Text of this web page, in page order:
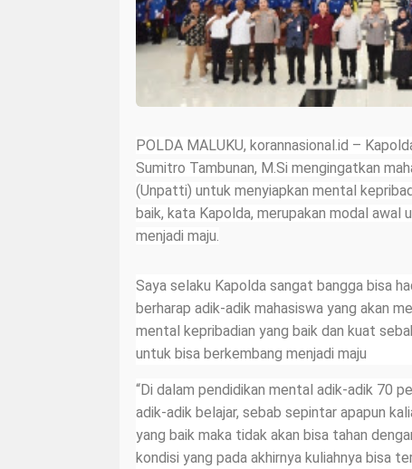
POLDA MALUKU, korannasional.id –
Sumitro Tambunan, M.Si mengingatkan
(Unpatti) untuk menyiapkan mental
baik, kata Kapolda, merupakan modal awal
menjadi maju.
Saya selaku Kapolda sangat bangga bisa
berharap adik-adik mahasiswa yang akan
mental kepribadian yang baik dan kuat
untuk bisa berkembang menjadi maju
“Di dalam pendidikan mental adik-adik 70
adik-adik belajar, sebab sepintar apapun
yang baik maka tidak akan bisa tahan
kondisi yang pada akhirnya kuliahnya bisa